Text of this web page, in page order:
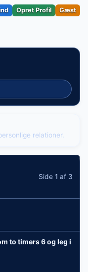
Opret Profil Gæst
relationer.
Side 1 af 3
to timers 6 og leg i